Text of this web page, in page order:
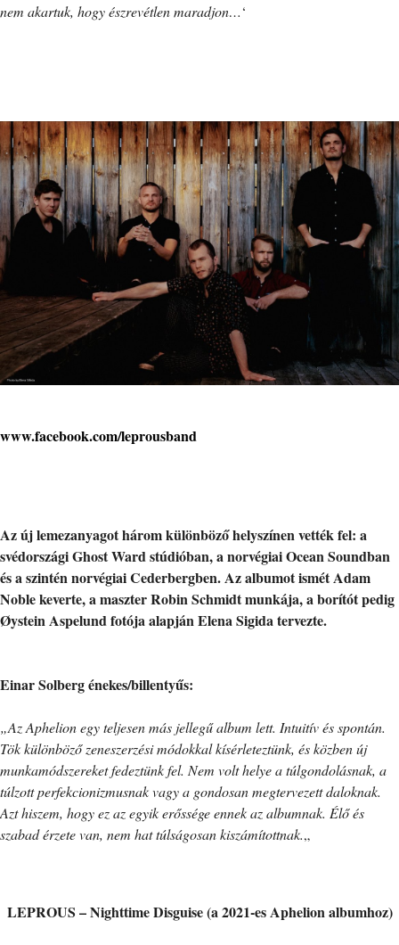
nem akartuk, hogy észrevétlen maradjon…‘
www.facebook.com/leprousband
Az új lemezanyagot három különböző helyszínen vették fel: a
svédországi Ghost Ward stúdióban, a norvégiai Ocean Soundban
és a szintén norvégiai Cederbergben. Az albumot ismét Adam
Noble keverte, a maszter Robin Schmidt munkája, a borítót pedig
Øystein Aspelund fotója alapján Elena Sigida tervezte.
Einar Solberg énekes/billentyűs:
„Az Aphelion egy teljesen más jellegű album lett. Intuitív és spontán.
Tök különböző zeneszerzési módokkal kísérleteztünk, és közben új
munkamódszereket fedeztünk fel. Nem volt helye a túlgondolásnak, a
túlzott perfekcionizmusnak vagy a gondosan megtervezett daloknak.
Azt hiszem, hogy ez az egyik erőssége ennek az albumnak. Élő és
szabad érzete van, nem hat túlságosan kiszámítottnak.„
LEPROUS – Nighttime Disguise (a 2021-es Aphelion albumhoz)